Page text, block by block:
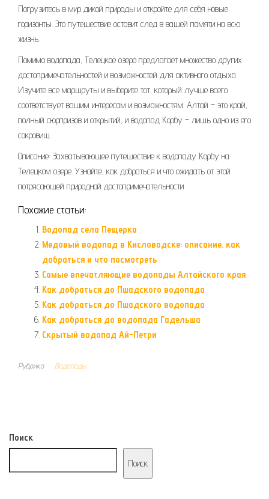
Погрузитесь в мир дикой природы и откройте для себя новые
горизонты. Это путешествие оставит след в вашей памяти на всю
жизнь.
Помимо водопада, Телецкое озеро предлагает множество других
достопримечательностей и возможностей для активного отдыха.
Изучите все маршруты и выберите тот, который лучше всего
соответствует вашим интересам и возможностям. Алтай – это край,
полный сюрпризов и открытий, и водопад Корбу – лишь одно из его
сокровищ.
Описание: Захватывающее путешествие к водопаду Корбу на
Телецком озере. Узнайте, как добраться и что ожидать от этой
потрясающей природной достопримечательности.
Похожие статьи:
Водопад села Пещерка
Медовый водопад в Кисловодске: описание, как
добраться и что посмотреть
Самые впечатляющие водопады Алтайского края
Как добраться до Пшадского водопада
Как добраться до Пшадского водопада
Как добраться до водопада Гадельша
Скрытый водопад Ай-Петри
Рубрика Водопады
Поиск
Поиск